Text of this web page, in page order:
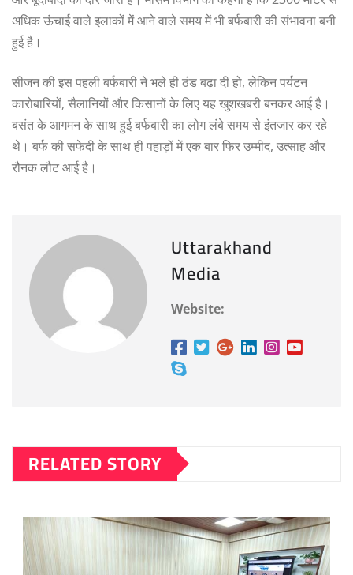
अधिक ऊंचाई वाले इलाकों में आने वाले समय में भी बर्फबारी की संभावना बनी
हुई है।
सीजन की इस पहली बर्फबारी ने भले ही ठंड बढ़ा दी हो, लेकिन पर्यटन
कारोबारियों, सैलानियों और किसानों के लिए यह खुशखबरी बनकर आई है।
बसंत के आगमन के साथ हुई बर्फबारी का लोग लंबे समय से इंतजार कर रहे
थे। बर्फ की सफेदी के साथ ही पहाड़ों में एक बार फिर उम्मीद, उत्साह और
रौनक लौट आई है।
Uttarakhand
Media
Website:
RELATED STORY